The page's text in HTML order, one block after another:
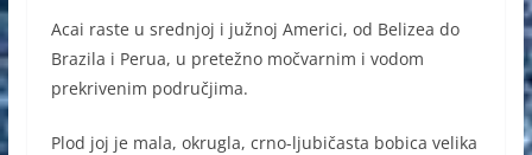
Acai raste u srednjoj i južnoj Americi, od Belizea do
Brazila i Perua, u pretežno močvarnim i vodom
prekrivenim područjima.
Plod joj je mala, okrugla, crno-ljubičasta bobica velika